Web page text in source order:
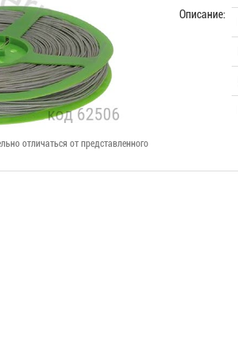
отличаться от представленного
Описание: